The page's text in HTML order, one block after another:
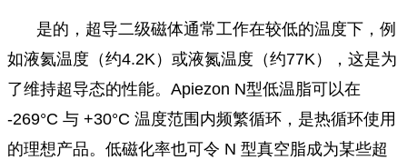
是的，超导二级磁体通常工作在较低的温度下，例
如液氦温度（约4.2K）或液氮温度（约77K），这是为
了维持超导态的性能。Apiezon N型低温脂可以在
-269°C 与 +30°C 温度范围内频繁循环，是热循环使用
的理想产品。低磁化率也可令 N 型真空脂成为某些超